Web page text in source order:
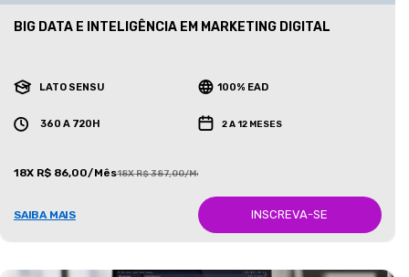
BIG DATA E INTELIGÊNCIA EM MARKETING DIGITAL
LATO SENSU 100% EAD
360 A 720H 2 A 12 MESES
18X R$ 86,00/Mês18X R$ 387,00/Mês
SAIBA MAIS INSCREVA-SE